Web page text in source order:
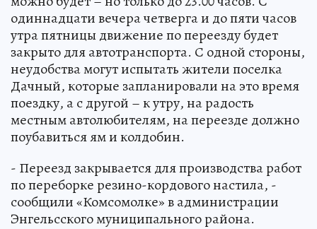
одиннадцати вечера четверга и до пяти часов
утра пятницы движение по переезду будет
закрыто для автотранспорта. С одной стороны,
неудобства могут испытать жители поселка
Дачный, которые запланировали на это время
поездку, а с другой – к утру, на радость
местным автолюбителям, на переезде должно
поубавиться ям и колдобин.
- Переезд закрывается для производства работ
по переборке резино-кордового настила, -
сообщили «Комсомолке» в администрации
Энгельсского муниципального района.